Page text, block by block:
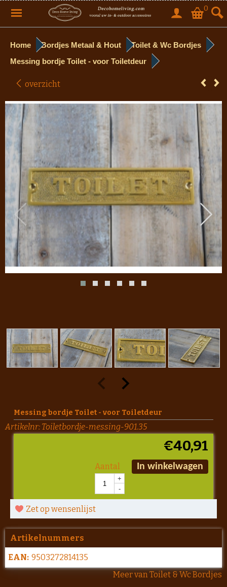
0
Home Bordjes Metaal & Hout
Toilet & Wc Bordjes
Messing bordje Toilet - voor Toiletdeur
overzicht
Messing bordje Toilet - voor Toiletdeur
Artikelnr: Toiletbordje-messing-901.35
€40,91
Aantal
+
-
In winkelwagen
Zet op wensenlijst
Artikelnummers
EAN: 9503272814135
Meer van Toilet & Wc Bordjes